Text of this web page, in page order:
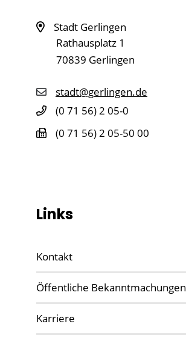
Stadt Gerlingen
Rathausplatz 1
70839 Gerlingen
stadt@gerlingen.de
(0 71 56) 2 05-0
(0 71 56) 2 05-50 00
Links
Kontakt
Öffentliche Bekanntmachungen
Karriere